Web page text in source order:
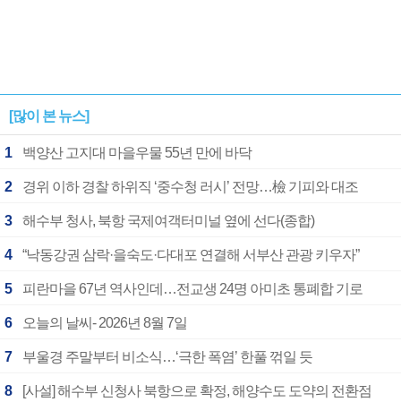
[많이 본 뉴스]
1 백양산 고지대 마을우물 55년 만에 바닥
2 경위 이하 경찰 하위직 ‘중수청 러시’ 전망…檢 기피와 대조
3 해수부 청사, 북항 국제여객터미널 옆에 선다(종합)
4 “낙동강권 삼락·을숙도·다대포 연결해 서부산 관광 키우자”
5 피란마을 67년 역사인데…전교생 24명 아미초 통폐합 기로
6 오늘의 날씨- 2026년 8월 7일
7 부울경 주말부터 비소식…‘극한 폭염’ 한풀 꺾일 듯
8 [사설] 해수부 신청사 북항으로 확정, 해양수도 도약의 전환점